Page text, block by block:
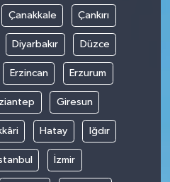
Çanakkale Çankırı
Diyarbakır Düzce
Erzincan Erzurum
Giresun
Hatay Iğdır
İzmir